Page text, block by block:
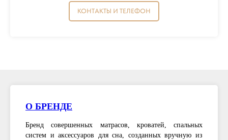
КОНТАКТЫ И ТЕЛЕФОН
О БРЕНДЕ
Бренд совершенных матрасов, кроватей, спальных
систем и аксессуаров для сна, созданных вручную из